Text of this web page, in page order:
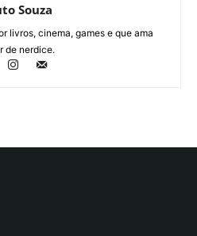
Souza
livros, cinema, games e que ama
de nerdice.